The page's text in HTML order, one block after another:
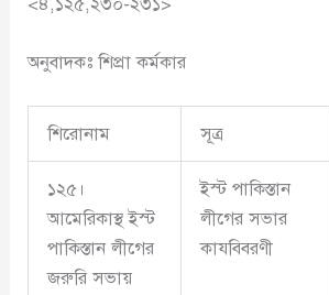
অনুবাদকঃ শিপ্রা কর্মকার
শিরোনাম সূত্র
১২৫।
আমেরিকাস্থ ইস্ট
পাকিস্তান লীগের
জরুরি সভায়
ইস্ট পাকিস্তান
লীগের সভার
কাযবিবরণী